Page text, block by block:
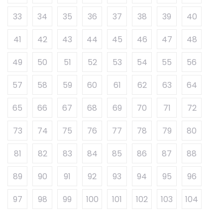
33
34 35 36 37 38 39
40
41
42 43 44 45 46 47
48
49
50 51 52 53 54 55
56
57
58 59 60 61 62 63
64
65
66 67 68 69 70 71
72
73
74 75 76 77 78 79
80
81
82 83 84 85 86 87
88
89
90 91 92 93 94 95
96
97
98 99 100 101 102 103
104